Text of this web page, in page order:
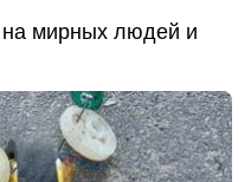
мирных людей и